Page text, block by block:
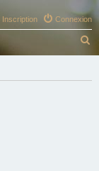
Connexion
Inscription
e